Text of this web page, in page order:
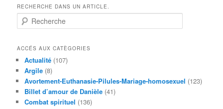
RECHERCHE DANS UN ARTICLE.
e
h
c
h
e
ACCÉS AUX CATÈGORIES
Actualité (107)
Argile (8)
Avortement-Euthanasie-Pilules-Mariage-homosexuel (123)
Billet d’amour de Danièle (41)
Combat spirituel (136)